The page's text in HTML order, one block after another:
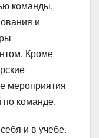
команды,
и
Кроме
мероприятия
по команде.
и в учебе.